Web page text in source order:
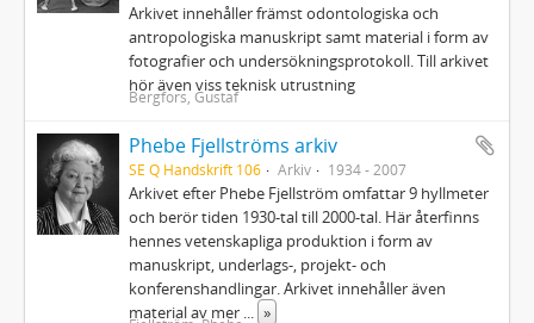
Arkivet innehåller främst odontologiska och
antropologiska manuskript samt material i form av
fotografier och undersökningsprotokoll. Till arkivet
hör även viss teknisk utrustning
Bergfors, Gustaf
Phebe Fjellströms arkiv
SE Q Handskrift 106 Arkiv 1934 - 2007
Arkivet efter Phebe Fjellström omfattar 9 hyllmeter
och berör tiden 1930‐tal till 2000‐tal. Här återfinns
hennes vetenskapliga produktion i form av
manuskript, underlags‐, projekt‐ och
konferenshandlingar. Arkivet innehåller även
material av mer ... »